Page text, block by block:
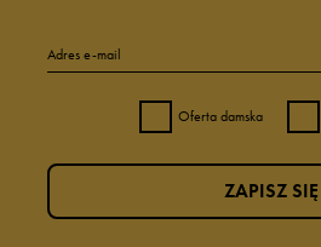
Adres e-mail
Oferta damska
ZAPISZ SIĘ